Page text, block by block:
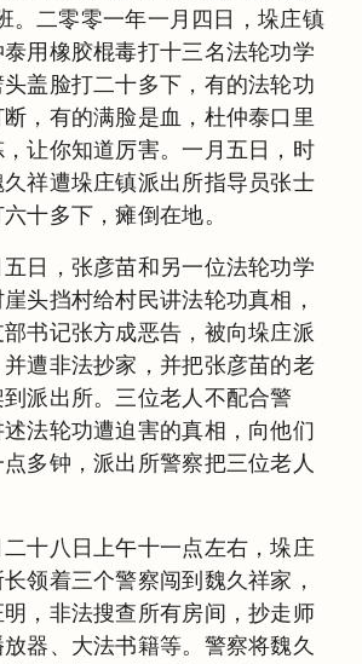
。二零零一年一月四日，垛庄镇
用橡胶棍毒打十三名法轮功学
盖脸打二十多下，有的法轮功
，有的满脸是血，杜仲泰口里
让你知道厉害。一月五日，时
祥遭垛庄镇派出所指导员张士
十多下，瘫倒在地。
日，张彦苗和另一位法轮功学
头挡村给村民讲法轮功真相，
书记张方成恶告，被向垛庄派
遭非法抄家，并把张彦苗的老
派出所。三位老人不配合警
法轮功遭迫害的真相，向他们
多钟，派出所警察把三位老人
十八日上午十一点左右，垛庄
领着三个警察闯到魏久祥家，
，非法搜查所有房间，抄走师
器、大法书籍等。警察将魏久